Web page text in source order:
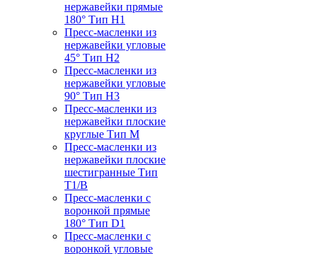
нержавейки прямые
180° Тип H1
Пресс-масленки из
нержавейки угловые
45° Тип H2
Пресс-масленки из
нержавейки угловые
90° Тип H3
Пресс-масленки из
нержавейки плоские
круглые Тип M
Пресс-масленки из
нержавейки плоские
шестигранные Тип
T1/B
Пресс-масленки с
воронкой прямые
180° Тип D1
Пресс-масленки с
воронкой угловые